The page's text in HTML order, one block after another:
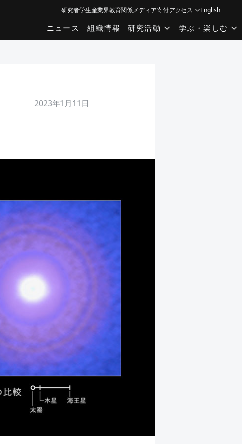
ニュース 組織情報 研究活動 学ぶ・楽しむ
研究者学生産業界教育関係メディア寄付アクセス English
2023年1月11日